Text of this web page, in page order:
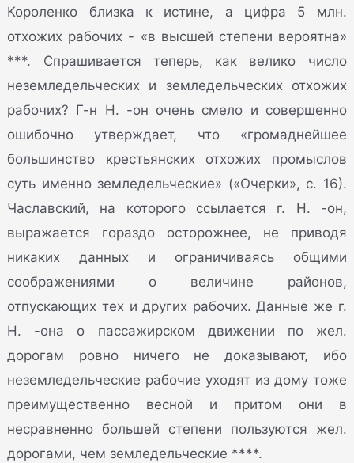
Короленко близка к истине, а цифра 5 млн.
отхожих рабочих - «в высшей степени вероятна»
***. Спрашивается теперь, как велико число
неземледельческих и земледельческих отхожих
рабочих? Г-н Н. -он очень смело и совершенно
ошибочно утверждает, что «громаднейшее
большинство крестьянских отхожих промыслов
суть именно земледельческие» («Очерки», с. 16).
Чаславский, на которого ссылается г. Н. -он,
выражается гораздо осторожнее, не приводя
никаких данных и ограничиваясь общими
соображениями о величине районов,
отпускающих тех и других рабочих. Данные же г.
Н. -она о пассажирском движении по жел.
дорогам ровно ничего не доказывают, ибо
неземледельческие рабочие уходят из дому тоже
преимущественно весной и притом они в
несравненно большей степени пользуются жел.
дорогами, чем земледельческие ****.